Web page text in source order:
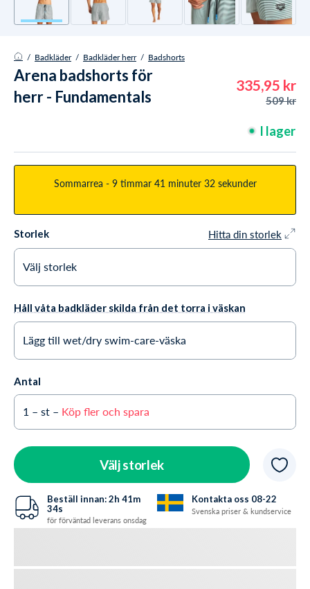
/ Badkläder / Badkläder herr / Badshorts
Arena badshorts för
herr - Fundamentals
335,95 kr
509 kr
I lager
Sommarrea - 9 timmar 41 minuter 31 sekunder
Storlek Hitta din storlek
Välj storlek
Large Utsålt OCH utgått
XX-Large
Håll våta badkläder skilda från det torra i väskan
Lägg till wet/dry swim-care-väska
Nej tack
Antal
1 – st – Köp fler och spara
Välj storlek
Beställ innan:2h41m
32s
för förväntad leverans onsdag
Kontakta oss 08-22
Svenska priser & kundservice